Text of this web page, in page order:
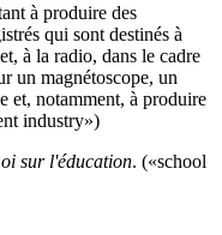
à produire des
qui sont destinés à
à la radio, dans le cadre
un magnétoscope, un
et, notamment, à produire
industry»)
sur l'éducation. («school